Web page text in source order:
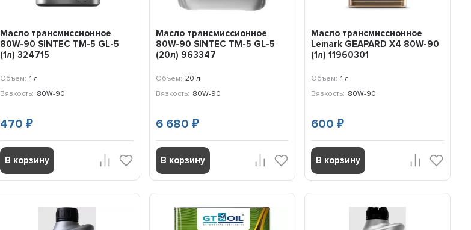
Масло трансмиссионное
80W-90 SINTEC ТМ-5 GL-5
(1л) 324715
Объем: 1 л
Вязкость: 80W-90
470₽
В корзину
Масло трансмиссионное
80W-90 SINTEC ТМ-5 GL-5
(20л) 963347
Объем: 20 л
Вязкость: 80W-90
6 680 ₽
В корзину
Масло трансмиссионное
Lemark GEAPARD X4 80W-90
(1л) 11960301
Объем: 1 л
Вязкость: 80W-90
600 ₽
В корзину